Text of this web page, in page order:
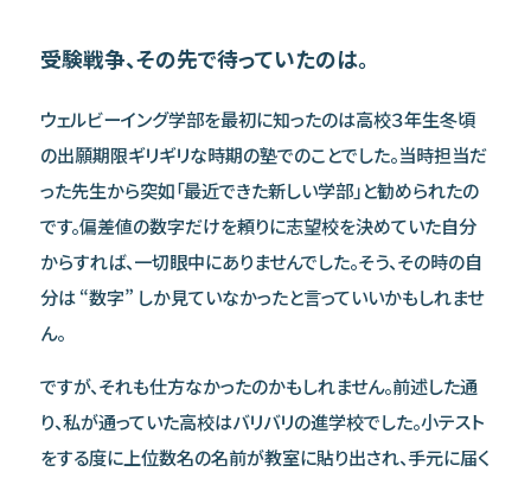
受験戦争、その先で待っていたのは。
ウェルビーイング学部を最初に知ったのは高校３年生冬頃
の出願期限ギリギリな時期の塾でのことでした。当時担当だ
った先生から突如「最近できた新しい学部」と勧められたの
です。偏差値の数字だけを頼りに志望校を決めていた自分
からすれば、一切眼中にありませんでした。そう、その時の自
分は “数字” しか見ていなかったと言っていいかもしれませ
ん。
ですが、それも仕方なかったのかもしれません。前述した通
り、私が通っていた高校はバリバリの進学校でした。小テスト
をする度に上位数名の名前が教室に貼り出され、手元に届く